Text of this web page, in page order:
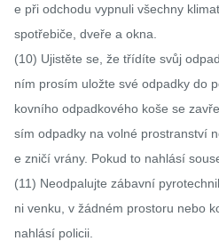
e při odchodu vypnuli všechny
spotřebiče, dveře a okna.
(10) Ujistěte se, že třídíte svůj
ním prosím uložte své odpadky do
kovního odpadkového koše se
sím odpadky na volné prostranství
e zničí vrány. Pokud to nahlásí
(11) Neodpalujte zábavní
ni venku, v žádném prostoru nebo
nahlásí policii.